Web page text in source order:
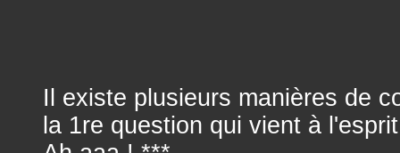
Il existe plusieurs manières de
la 1re question qui vient à